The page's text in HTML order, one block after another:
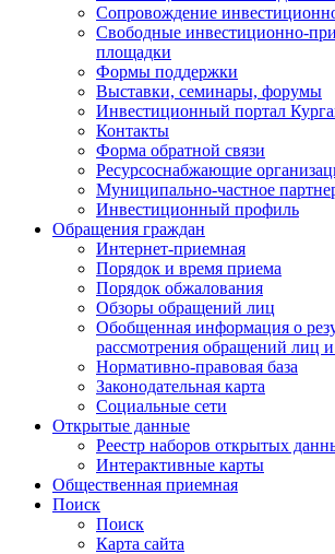
Сопровождение
Свободные инвестиционно-
площадки
Формы поддержки
Выставки, семинары, форумы
Инвестиционный портал
Контакты
Форма обратной связи
Ресурсоснабжающие
Муниципально-частное
Инвестиционный профиль
Обращения граждан
Интернет-приемная
Порядок и время приема
Порядок обжалования
Обзоры обращений лиц
Обобщенная информация о
рассмотрения обращений лиц
Нормативно-правовая база
Законодательная карта
Социальные сети
Открытые данные
Реестр наборов открытых
Интерактивные карты
Общественная приемная
Поиск
Поиск
Карта сайта